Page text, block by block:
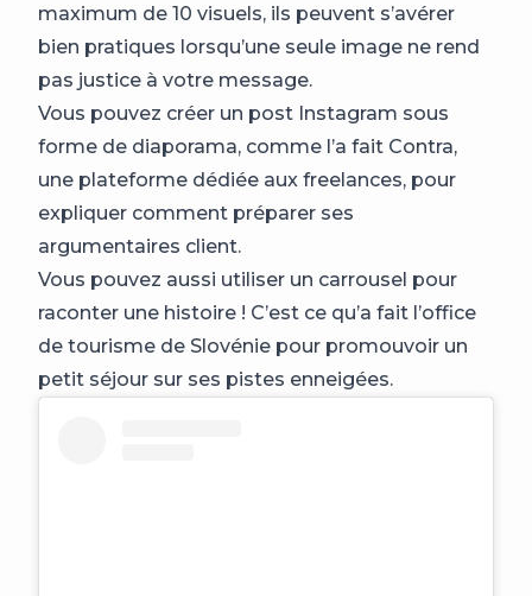
maximum de 10 visuels, ils peuvent s’avérer
bien pratiques lorsqu’une seule image ne rend
pas justice à votre message.
Vous pouvez créer un post Instagram sous
forme de diaporama, comme l’a fait Contra,
une plateforme dédiée aux freelances, pour
expliquer comment préparer ses
argumentaires client.
Vous pouvez aussi utiliser un carrousel pour
raconter une histoire ! C’est ce qu’a fait l’office
de tourisme de Slovénie pour promouvoir un
petit séjour sur ses pistes enneigées.